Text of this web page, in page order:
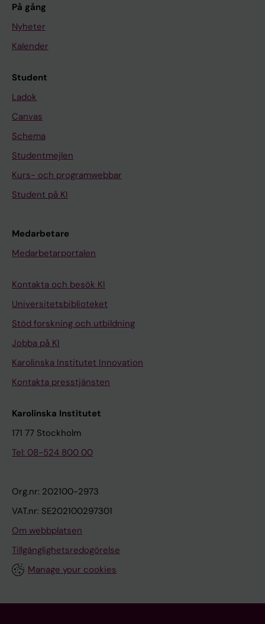
På gång
Nyheter
Kalender
Student
Ladok
Canvas
Schema
Studentmejlen
Kurs- och programwebbar
Student på KI
Medarbetare
Medarbetarportalen
Kontakta och besök KI
Universitetsbiblioteket
Stöd forskning och utbildning
Jobba på KI
Karolinska Institutet Innovation
Kontakta presstjänsten
Karolinska Institutet
171 77 Stockholm
Tel: 08-524 800 00
Org.nr: 202100-2973
VAT.nr: SE202100297301
Om webbplatsen
Tillgänglighetsredogörelse
Manage your cookies